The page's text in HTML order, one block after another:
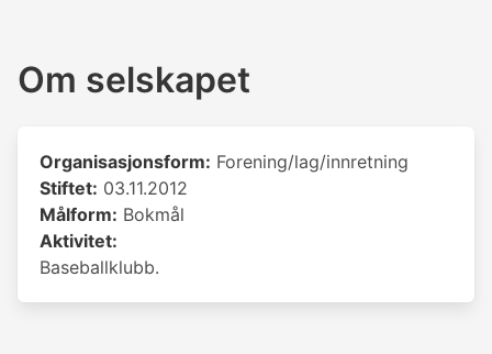
Om selskapet
Organisasjonsform: Forening/lag/innretning
Stiftet: 03.11.2012
Målform: Bokmål
Aktivitet:
Baseballklubb.